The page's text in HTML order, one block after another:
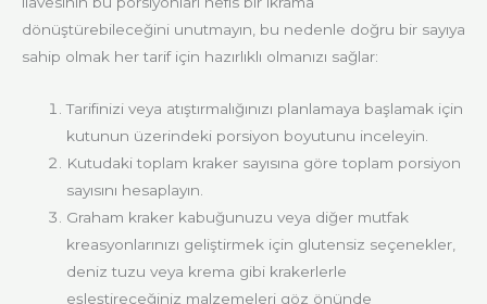
dönüştürebileceğini unutmayın, bu nedenle doğru bir sayıya
sahip olmak her tarif için hazırlıklı olmanızı sağlar:
Tarifinizi veya atıştırmalığınızı planlamaya başlamak için
kutunun üzerindeki porsiyon boyutunu inceleyin.
Kutudaki toplam kraker sayısına göre toplam porsiyon
sayısını hesaplayın.
Graham kraker kabuğunuzu veya diğer mutfak
kreasyonlarınızı geliştirmek için glutensiz seçenekler,
deniz tuzu veya krema gibi krakerlerle
eşleştireceğiniz malzemeleri göz önünde